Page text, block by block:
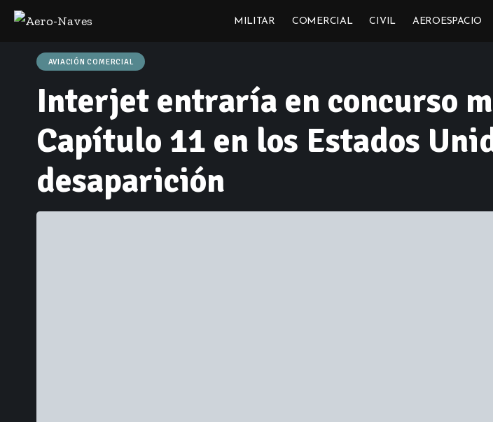
MILITAR COMERCIAL CIVIL AEROESPACIO
AVIACIÓN COMERCIAL
Interjet entraría en concurso
Capítulo 11 en los Estados
desaparición